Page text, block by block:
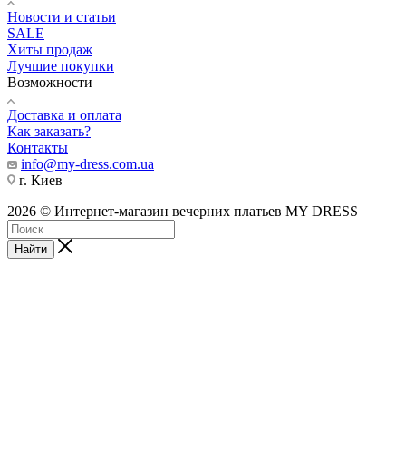
Новости и статьи
SALE
Хиты продаж
Лучшие покупки
Возможности
Доставка и оплата
Как заказать?
Контакты
info@my-dress.com.ua
г. Киев
2026 © Интернет-магазин вечерних платьев MY DRESS
Найти